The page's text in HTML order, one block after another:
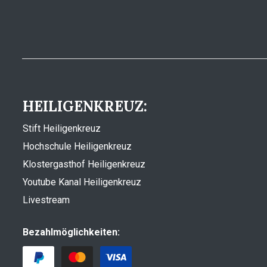
HEILIGENKREUZ:
Stift Heiligenkreuz
Hochschule Heiligenkreuz
Klostergasthof Heiligenkreuz
Youtube Kanal Heiligenkreuz
Livestream
Bezahlmöglichkeiten: